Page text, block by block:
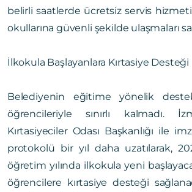
belirli saatlerde ücretsiz servis
okullarına güvenli şekilde ulaşmaları
İlkokula Başlayanlara Kırtasiye Desteği
Belediyenin eğitime yönelik
öğrencileriyle sınırlı kalmadı.
Kırtasiyeciler Odası Başkanlığı ile
protokolü bir yıl daha uzatılarak,
öğretim yılında ilkokula yeni
öğrencilere kırtasiye desteği